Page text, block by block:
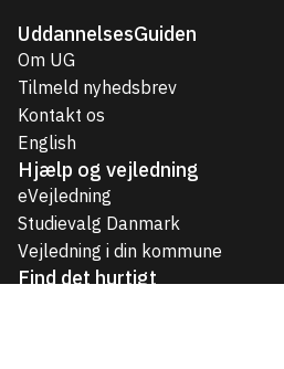
UddannelsesGuiden
Om UG
Tilmeld nyhedsbrev
Kontakt os
English
Hjælp og vejledning
eVejledning
Studievalg Danmark
Vejledning i din kommune
Find det hurtigt